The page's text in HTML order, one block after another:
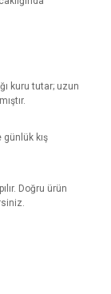
kuru tutar; uzun
günlük kış
Doğru ürün